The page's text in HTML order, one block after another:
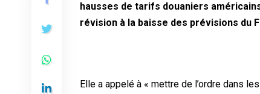
hausses de tarifs douaniers
révision à la baisse des prévisions du
Elle a appelé à « mettre de l’ordre dans